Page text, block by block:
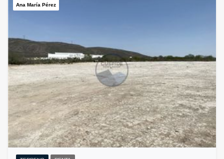
Ana María Pérez